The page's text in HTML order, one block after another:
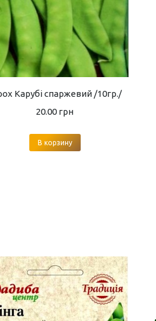
Карубі спаржевий /10гр./
20.00 грн
В корзину